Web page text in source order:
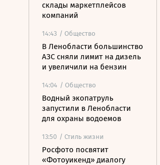
склады маркетплейсов
компаний
14:43 / Общество
В Ленобласти большинство
АЗС сняли лимит на дизель
и увеличили на бензин
14:04 / Общество
Водный экопатруль
запустили в Ленобласти
для охраны водоемов
13:50 / Стиль жизни
Росфото посвятит
«Фотоуикенд» диалогу